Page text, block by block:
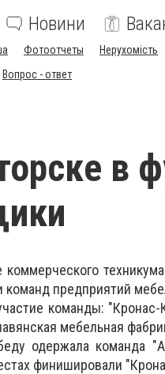
Новини
Фотоотчеты Нерухомість
Вопрос - ответ
в
коммерческого
команд предприятий
команды:
мебельная
одержала команда
финишировали